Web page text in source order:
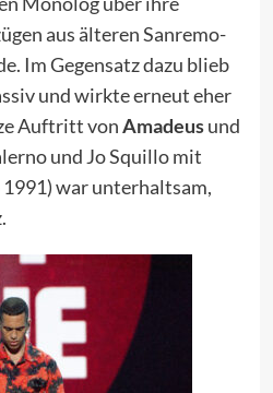
aus älteren Sanremo-
Im Gegensatz dazu blieb
und wirkte erneut eher
Auftritt vonAmadeusund
und Jo Squillo mit
war unterhaltsam,